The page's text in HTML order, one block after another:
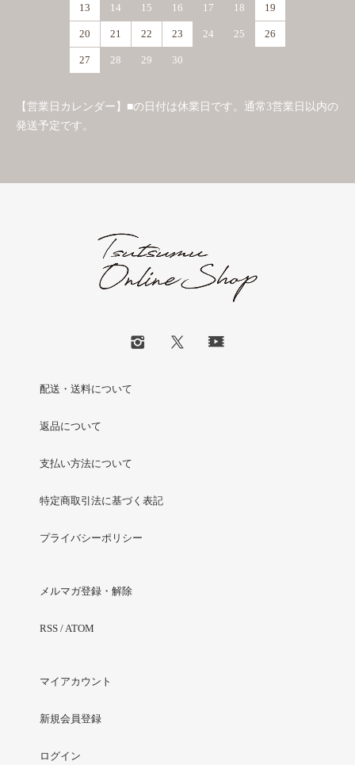
13 14 15 16 17 18 19
20 21 22 23 24 25 26
27 28 29 30
【営業日カレンダー】■の日付は休業日です。通常3営業日以内の
発送予定です。
配送・送料について
返品について
支払い方法について
特定商取引法に基づく表記
プライバシーポリシー
メルマガ登録・解除
RSS / ATOM
マイアカウント
新規会員登録
ログイン